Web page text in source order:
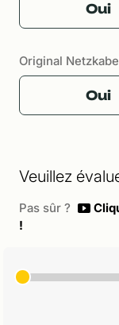
Oui
Original
Oui
Veuillez
Pas sûr ?
!